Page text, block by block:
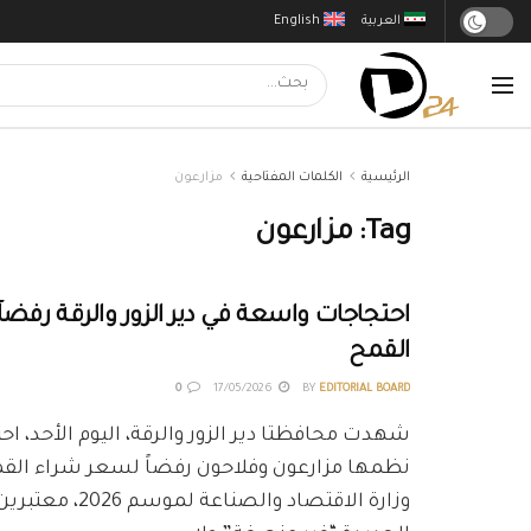
English العربية
الرئيسية الكلمات المفتاحية مزارعون
Tag: مزارعون
احتجاجات واسعة في دير الزور والرقة
القمح
BY EDITORIAL BOARD
0
شهدت محافظتا دير الزور والرقة، اليوم الأحد،
نظمها مزارعون وفلاحون رفضاً لسعر شراء
وزارة الاقتصاد